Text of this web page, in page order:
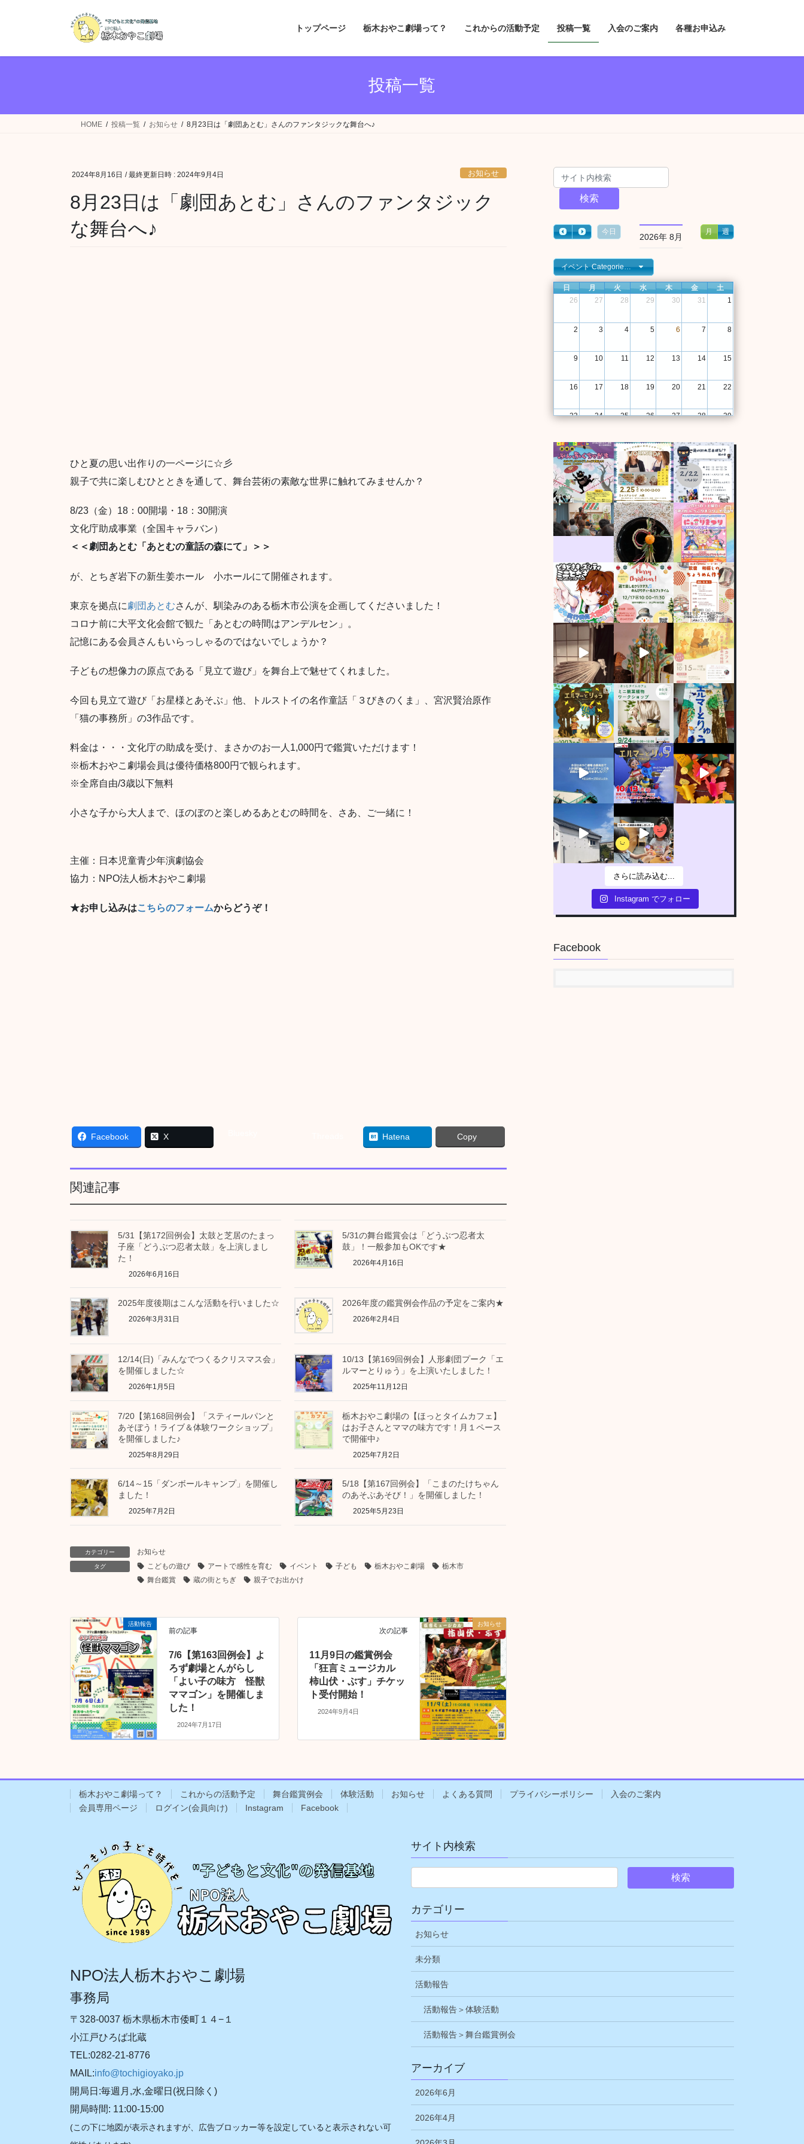
トップページ 栃木おやこ劇場って？ これからの活動予定 投稿一覧 入会のご案内 各種お申込み
投稿一覧
HOME 投稿一覧 お知らせ 8月23日は「劇団あとむ」さんのファンタジックな舞台へ♪
2024年8月16日 / 最終更新日時 : 2024年9月4日 お知らせ
8月23日は「劇団あとむ」さんのファンタジック
な舞台へ♪
ひと夏の思い出作りの一ページに☆彡
親子で共に楽しむひとときを通して、舞台芸術の素敵な世界に触れてみませんか？
8/23（金）18：00開場・18：30開演
文化庁助成事業（全国キャラバン）
＜＜劇団あとむ「あとむの童話の森にて」＞＞
が、とちぎ岩下の新生姜ホール 小ホールにて開催されます。
東京を拠点に劇団あとむさんが、馴染みのある栃木市公演を企画してくださいました！
コロナ前に大平文化会館で観た「あとむの時間はアンデルセン」。
記憶にある会員さんもいらっしゃるのではないでしょうか？
子どもの想像力の原点である「見立て遊び」を舞台上で魅せてくれました。
今回も見立て遊び「お星様とあそぶ」他、トルストイの名作童話「３びきのくま」、宮沢賢治原作
「猫の事務所」の3作品です。
料金は・・・文化庁の助成を受け、まさかのお一人1,000円で鑑賞いただけます！
※栃木おやこ劇場会員は優待価格800円で観られます。
※全席自由/3歳以下無料
小さな子から大人まで、ほのぼのと楽しめるあとむの時間を、さあ、ご一緒に！
主催：日本児童青少年演劇協会
協力：NPO法人栃木おやこ劇場
★お申し込みはこちらのフォームからどうぞ！
Facebook X Hatena Copy
関連記事
5/31【第172回例会】太鼓と芝居のたまっ
子座「どうぶつ忍者太鼓」を上演しまし
た！
2026年6月16日
5/31の舞台鑑賞会は「どうぶつ忍者太
鼓」！一般参加もOKです★
2026年4月16日
2025年度後期はこんな活動を行いました☆
2026年3月31日
2026年度の鑑賞例会作品の予定をご案内★
2026年2月4日
12/14(日)「みんなでつくるクリスマス会」
を開催しました☆
2026年1月5日
10/13【第169回例会】人形劇団プーク「エ
ルマーとりゅう」を上演いたしました！
2025年11月12日
7/20【第168回例会】「スティールパンと
あそぼう！ライブ＆体験ワークショップ」
を開催しました♪
2025年8月29日
栃木おやこ劇場の【ほっとタイムカフェ】
はお子さんとママの味方です！月１ペース
で開催中♪
2025年7月2日
6/14～15「ダンボールキャンプ」を開催し
ました！
2025年7月2日
5/18【第167回例会】「こまのたけちゃん
のあそぶあそび！」を開催しました！
2025年5月23日
カテゴリー お知らせ
タグ こどもの遊び アートで感性を育む イベント 子ども 栃木おやこ劇場
栃木市
舞台鑑賞
蔵の街とちぎ 親子でお出かけ
活動報告
前の記事
7/6【第163回例会】よ
ろず劇場とんがらし
「よい子の味方 怪獣
ママゴン」を開催しま
した！
2024年7月17日
お知らせ
次の記事
11月9日の鑑賞例会
「狂言ミュージカル
柿山伏・ぶす」チケッ
ト受付開始！
2024年9月4日
検索
今日 月 週
2026年 8月
イベント Categories一覧
日 月 火 水 木 金
土
26
27 28 29 30 31 1
2 3 4 5 6 7 8
9 10 11 12 13 14 15
16 17 18 19 20 21 22
23 24 25 26 27 28 29
30 31 1 2 3 4 5
さらに読み込む...
Instagram でフォロー
Facebook
栃木おやこ劇場って？ これからの活動予定 舞台鑑賞例会 体験活動 お知らせ よくある質問 プライバシーポリシー
入会のご案内
会員専用ページ
ログイン(会員向け) Instagram Facebook
NPO法人栃木おやこ劇場
事務局
〒328-0037 栃木県栃木市倭町１４−１
小江戸ひろば北蔵
TEL:0282-21-8776
MAIL:info@tochigioyako.jp
開局日:毎週月,水,金曜日(祝日除く)
開局時間: 11:00-15:00
(この下に地図が表示されますが、広告ブロッカー等を設定していると表示されない可
サイト内検索
カテゴリー
お知らせ
未分類
活動報告
活動報告＞体験活動
活動報告＞舞台鑑賞例会
アーカイブ
2026年6月
2026年4月